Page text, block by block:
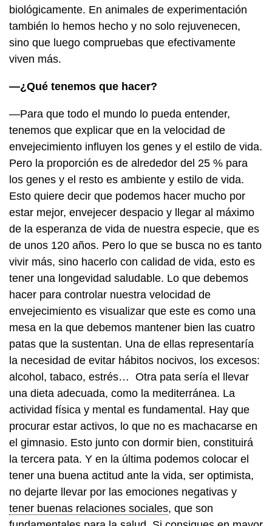
biológicamente. En animales de experimentación
también lo hemos hecho y no solo rejuvenecen,
sino que luego compruebas que efectivamente
viven más.
—¿Qué tenemos que hacer?
—Para que todo el mundo lo pueda entender,
tenemos que explicar que en la velocidad de
envejecimiento influyen los genes y el estilo de vida.
Pero la proporción es de alrededor del 25 % para
los genes y el resto es ambiente y estilo de vida.
Esto quiere decir que podemos hacer mucho por
estar mejor, envejecer despacio y llegar al máximo
de la esperanza de vida de nuestra especie, que es
de unos 120 años. Pero lo que se busca no es tanto
vivir más, sino hacerlo con calidad de vida, esto es
tener una longevidad saludable. Lo que debemos
hacer para controlar nuestra velocidad de
envejecimiento es visualizar que este es como una
mesa en la que debemos mantener bien las cuatro
patas que la sustentan. Una de ellas representaría
la necesidad de evitar hábitos nocivos, los excesos:
alcohol, tabaco, estrés… Otra pata sería el llevar
una dieta adecuada, como la mediterránea. La
actividad física y mental es fundamental. Hay que
procurar estar activos, lo que no es machacarse en
el gimnasio. Esto junto con dormir bien, constituirá
la tercera pata. Y en la última podemos colocar el
tener una buena actitud ante la vida, ser optimista,
no dejarte llevar por las emociones negativas y
tener buenas relaciones sociales, que son